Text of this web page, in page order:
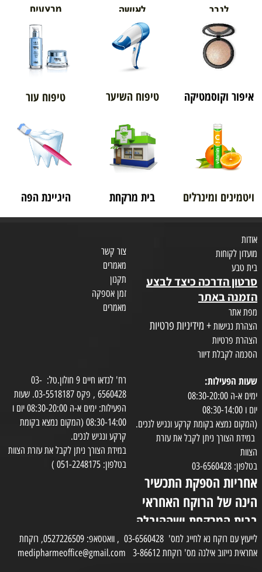
לגבר לאישה מבצעים
איפור וקוסמטיקה טיפוח השיער טיפוח עור
ויטמינים ומינרלים בית מרקחת היגיינת הפה
אודות
מועדון לקוחות
בית טבע
סרטון הדרכה כיצד לבצע
הזמנה באתר
מפת אתר
הצהרת נגישות + מידיניות פרטיות
הצהרת פרטיות
הסכמה לקבלת דיוור
צור קשר
מאמרים
תקנון
זמן אספקה
מאמרים
שעות הפעילות:
ימים א-ה 08:30-20:00
יום ו 08:30-14:00
(המקום נמצא בקומת קרקע ונגיש לנכים.
במידת הצורך ניתן לקבל את עזרת
הצוות
בטלפון: 03-6560428
אחריות הספקת התכשיר
הינה של הרוקח האחראי
בבית המרקחת ושההובלה
בפועל תעשה בעזרת
השליח
רח' לנדאו חיים 9 חולון.טל: 03-
6560428 , פקס 03-5518187. שעות
הפעילות: ימים א-ה 08:30-20:00 יום ו
08:30-14:00 (המקום נמצא בקומת
קרקע ונגיש לנכים.
במידת הצורך ניתן לקבל את עזרת הצוות
בטלפון: 051-2248175 )
לייעוץ עם רוקח נא לחייג למס' 03-6560428 , וואטסאפ: 0527226509, רוקחת
אחראית נייזוב אילנה מס' רוקחת 3-86612 medipharmeoffice@gmail.com